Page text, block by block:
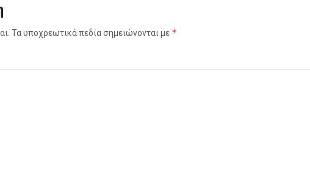
Τα υποχρεωτικά πεδία σημειώνονται με *